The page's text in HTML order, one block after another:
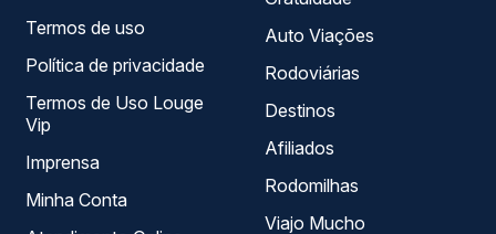
Termos de uso
Política de privacidade
Termos de Uso Louge
Vip
Imprensa
Minha Conta
Auto Viações
Rodoviárias
Destinos
Afiliados
Rodomilhas
Viajo Mucho